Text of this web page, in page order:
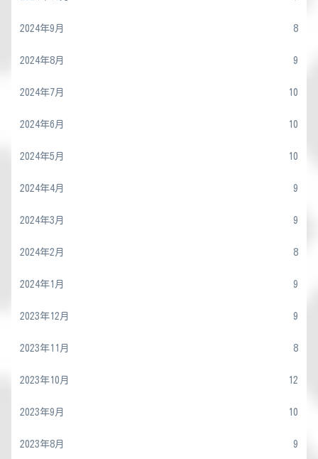
2024年9月 8
2024年8月 9
2024年7月 10
2024年6月 10
2024年5月 10
2024年4月 9
2024年3月 9
2024年2月 8
2024年1月 9
2023年12月 9
2023年11月 8
2023年10月 12
2023年9月 10
2023年8月 9